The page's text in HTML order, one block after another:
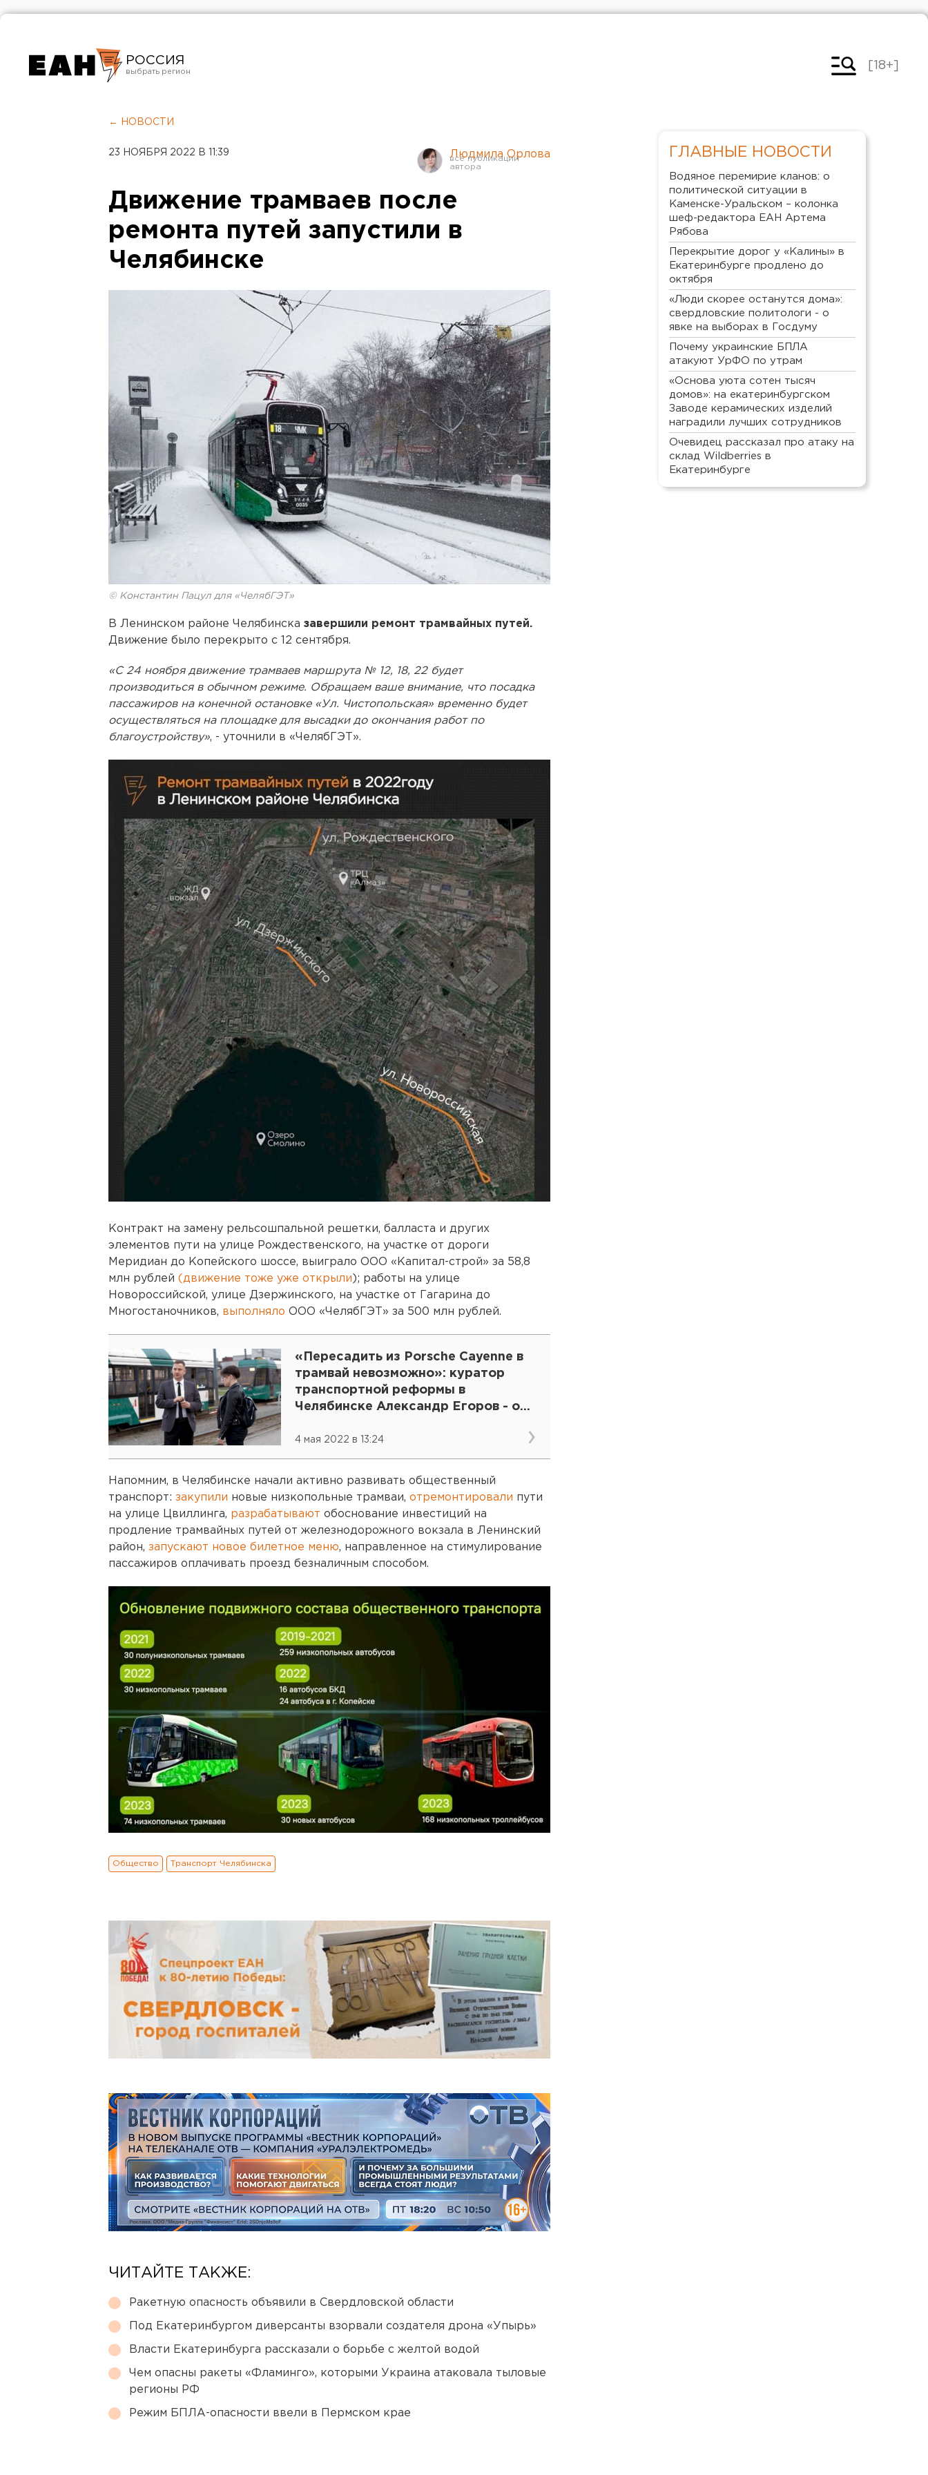
РОССИЯ
Челябинск
[18+]
← НОВОСТИ
23 НОЯБРЯ 2022 В 11:39 Людмила Орлова
Движение трамваев после
ремонта путей запустили в
Челябинске
© Константин Пацул для «ЧелябГЭТ»
В Ленинском районе Челябинска завершили ремонт трамвайных путей.
Движение было перекрыто с 12 сентября.
«С 24 ноября движение трамваев маршрута № 12, 18, 22 будет
производиться в обычном режиме. Обращаем ваше внимание, что посадка
пассажиров на конечной остановке «Ул. Чистопольская» временно будет
осуществляться на площадке для высадки до окончания работ по
благоустройству», - уточнили в «ЧелябГЭТ».
Контракт на замену рельсошпальной решетки, балласта и других
элементов пути на улице Рождественского, на участке от дороги
Меридиан до Копейского шоссе, выиграло ООО «Капитал-строй» за 58,8
млн рублей (движение тоже уже открыли ); работы на улице
Новороссийской, улице Дзержинского, на участке от Гагарина до
Многостаночников, выполняло ООО «ЧелябГЭТ» за 500 млн рублей.
«Пересадить из Porsche Cayenne в
трамвай невозможно»: куратор
транспортной реформы в
Челябинске Александр Егоров - о
платных парковках
4 мая 2022 в 13:24
Напомним, в Челябинске начали активно развивать общественный
транспорт: закупили новые низкопольные трамваи, отремонтировали пути
на улице Цвиллинга, разрабатывают обоснование инвестиций на
продление трамвайных путей от железнодорожного вокзала в Ленинский
район, запускают новое билетное меню, направленное на стимулирование
пассажиров оплачивать проезд безналичным способом.
Общество Транспорт Челябинска
ЧИТАЙТЕ ТАКЖЕ:
Ракетную опасность объявили в Свердловской области
Под Екатеринбургом диверсанты взорвали создателя дрона «Упырь»
Власти Екатеринбурга рассказали о борьбе с желтой водой
Чем опасны ракеты «Фламинго», которыми Украина атаковала тыловые
регионы РФ
Режим БПЛА-опасности ввели в Пермском крае
ГЛАВНЫЕ НОВОСТИ
Водяное перемирие кланов: о
политической ситуации в
Каменске-Уральском – колонка
шеф-редактора ЕАН Артема
Рябова
Перекрытие дорог у «Калины» в
Екатеринбурге продлено до
октября
«Люди скорее останутся дома»:
свердловские политологи - о
явке на выборах в Госдуму
Почему украинские БПЛА
атакуют УрФО по утрам
«Основа уюта сотен тысяч
домов»: на екатеринбургском
Заводе керамических изделий
наградили лучших сотрудников
Очевидец рассказал про атаку на
склад Wildberries в
Екатеринбурге